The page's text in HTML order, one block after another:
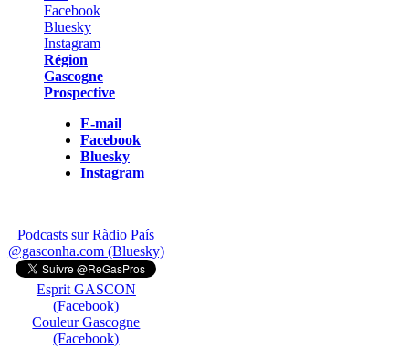
Région
Gascogne
Prospective
E-mail
Facebook
Bluesky
Instagram
Podcasts sur Ràdio País
@gasconha.com (Bluesky)
Esprit GASCON
(Facebook)
Couleur Gascogne
(Facebook)